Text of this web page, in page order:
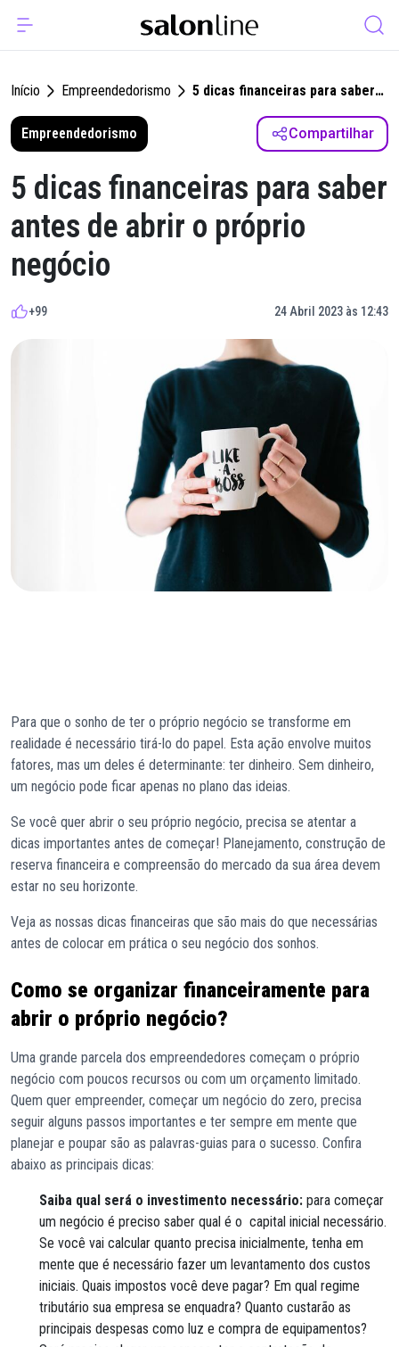
Início Empreendedorismo
5 dicas financeiras para saber
antes de abrir o próprio
Empreendedorismo Compartilhar
5 dicas financeiras para saber
antes de abrir o próprio
negócio
+99 24 Abril 2023 às 12:43
Para que o sonho de ter o próprio negócio se transforme em
realidade é necessário tirá-lo do papel. Esta ação envolve muitos
fatores, mas um deles é determinante: ter dinheiro. Sem dinheiro,
um negócio pode ficar apenas no plano das ideias.
Se você quer abrir o seu próprio negócio, precisa se atentar a
dicas importantes antes de começar! Planejamento, construção de
reserva financeira e compreensão do mercado da sua área devem
estar no seu horizonte.
Veja as nossas dicas financeiras que são mais do que necessárias
antes de colocar em prática o seu negócio dos sonhos.
Como se organizar financeiramente para
abrir o próprio negócio?
Uma grande parcela dos empreendedores começam o próprio
negócio com poucos recursos ou com um orçamento limitado.
Quem quer empreender, começar um negócio do zero, precisa
seguir alguns passos importantes e ter sempre em mente que
planejar e poupar são as palavras-guias para o sucesso. Confira
abaixo as principais dicas:
Saiba qual será o investimento necessário: para começar
um negócio é preciso saber qual é o capital inicial necessário.
Se você vai calcular quanto precisa inicialmente, tenha em
mente que é necessário fazer um levantamento dos custos
iniciais. Quais impostos você deve pagar? Em qual regime
tributário sua empresa se enquadra? Quanto custarão as
principais despesas como luz e compra de equipamentos?